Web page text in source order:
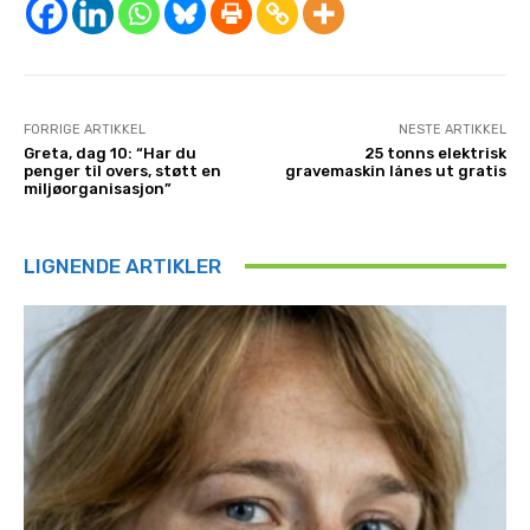
FORRIGE ARTIKKEL
Greta, dag 10: “Har du
penger til overs, støtt en
miljøorganisasjon”
NESTE ARTIKKEL
25 tonns elektrisk
gravemaskin lånes ut gratis
LIGNENDE ARTIKLER